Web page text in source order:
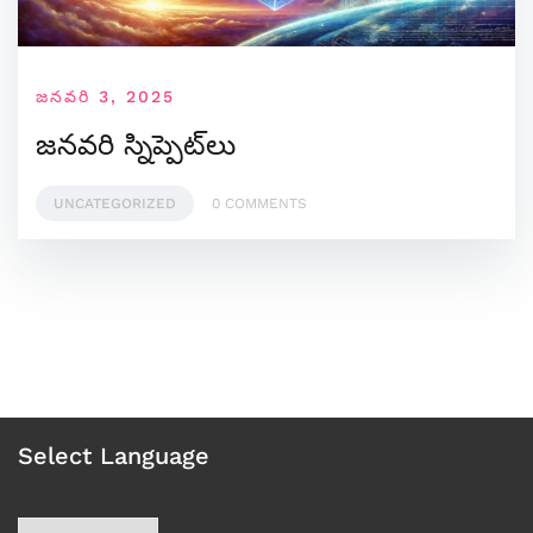
జనవరి 3, 2025
జనవరి స్నిప్పెట్‌లు
UNCATEGORIZED 0 COMMENTS
Select Language